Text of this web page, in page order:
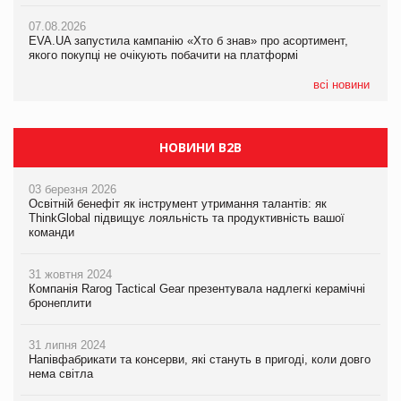
07.08.2026
EVA.UA запустила кампанію «Хто б знав» про асортимент,
якого покупці не очікують побачити на платформі
всі новини
05.08.2026
Мережа супермаркетів VARUS купує мережу магазинів
НОВИНИ B2B
03 березня 2026
Освітній бенефіт як інструмент утримання талантів: як
ThinkGlobal підвищує лояльність та продуктивність вашої
команди
31 жовтня 2024
Компанія Rarog Tactical Gear презентувала надлегкі керамічні
бронеплити
31 липня 2024
Напівфабрикати та консерви, які стануть в пригоді, коли довго
нема світла